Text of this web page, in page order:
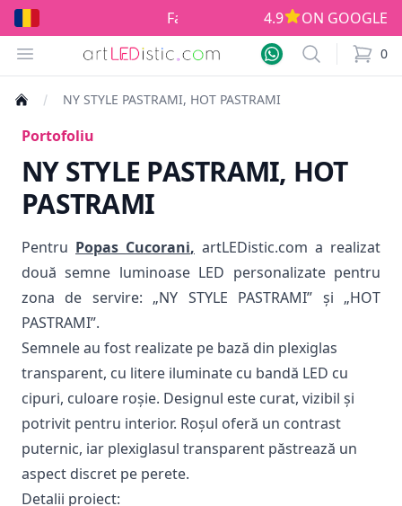
Fabricat în România!
4.9
ON GOOGLE
Open menu
Search 0
items
NY STYLE PASTRAMI, HOT PASTRAMI
Portofoliu
NY STYLE PASTRAMI, HOT
PASTRAMI
Pentru Popas Cucorani, artLEDistic.com a realizat
două semne luminoase LED personalizate pentru
zona de servire: „NY STYLE PASTRAMI” și „HOT
PASTRAMI”.
Semnele au fost realizate pe bază din plexiglas
transparent, cu litere iluminate cu bandă LED cu
cipuri, culoare roșie. Designul este curat, vizibil și
potrivit pentru interior. Roșul oferă un contrast
puternic, iar plexiglasul transparent păstrează un
aspect discret pe perete.
Detalii proiect: